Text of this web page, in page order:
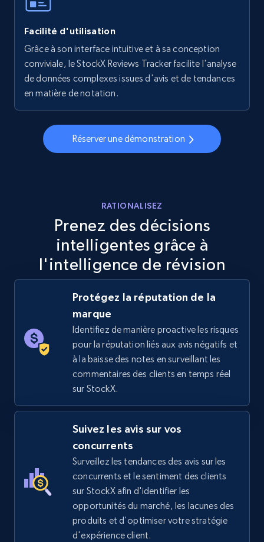
Walmart - products - Collects products by
specific keywords
URL, Final price, Sku, Currency, Gtin,
Specifications, Image urls, Top reviews, and
more.
5.6K+ 875+ Commencer
Specifications, Image urls, Top reviews, and
875+
TikTok Shop
URL, Title, Available, Description, Currency, Initial
price, Final price, Discount percent, and more.
667+
TikTok Shop - category
URL, Title, Available, Description, Currency, Initial
price, Final price, Discount percent, and more.
667+ Commencer
Facilité d'utilisation
Grâce à son interface intuitive et à sa conception
conviviale, le StockX Reviews Tracker facilite l'analyse
de données complexes issues d'avis et de tendances
en matière de notation.
Réserver une démonstration
RATIONALISEZ
Prenez des décisions
intelligentes grâce à
l'intelligence de révision
Protégez la réputation de la
marque
Identifiez de manière proactive les risques
pour la réputation liés aux avis négatifs et
à la baisse des notes en surveillant les
commentaires des clients en temps réel
sur StockX.
Suivez les avis sur vos
concurrents
Surveillez les tendances des avis sur les
concurrents et le sentiment des clients
sur StockX afin d'identifier les
opportunités du marché, les lacunes des
produits et d'optimiser votre stratégie
d'expérience client.